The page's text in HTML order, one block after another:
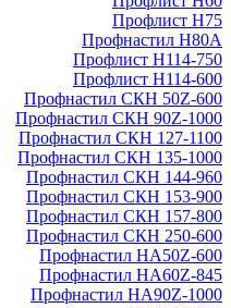
Профлист Н75
Профнастил Н80А
Профлист Н114-750
Профлист Н114-600
Профнастил СКН 50Z-600
Профнастил СКН 90Z-1000
Профнастил СКН 127-1100
Профнастил СКН 135-1000
Профнастил СКН 144-960
Профнастил СКН 153-900
Профнастил СКН 157-800
Профнастил СКН 250-600
Профнастил НА50Z-600
Профнастил НА60Z-845
Профнастил НА90Z-1000